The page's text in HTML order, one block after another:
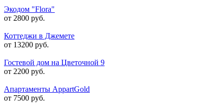
Экодом "Flora"
от 2800 руб.
Коттеджи в Джемете
от 13200 руб.
Гостевой дом на Цветочной 9
от 2200 руб.
Апартаменты AppartGold
от 7500 руб.